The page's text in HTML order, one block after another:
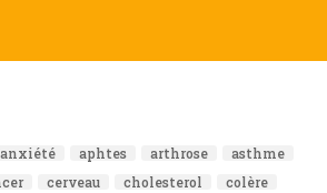
anxiété aphtes arthrose
asthme
cerveau cholesterol
colère